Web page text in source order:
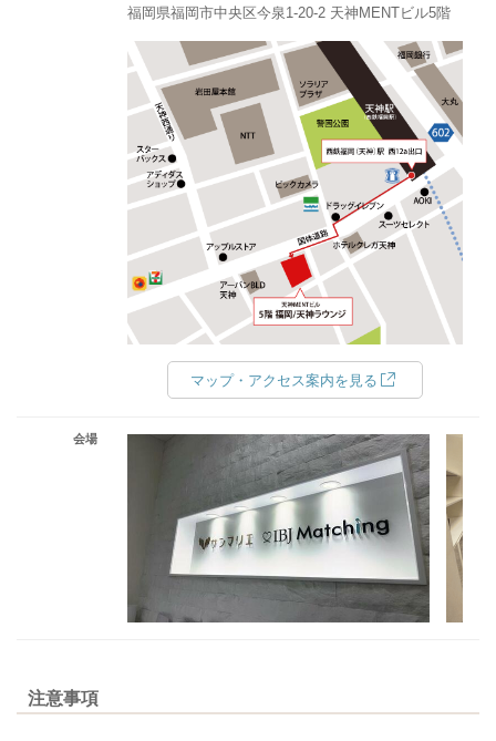
福岡県福岡市中央区今泉1-20-2 天神MENTビル5階
マップ・アクセス案内を見る
会場
注意事項